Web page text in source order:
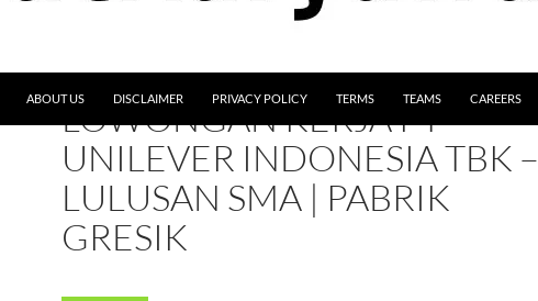
ABOUT US DISCLAIMER PRIVACY POLICY TERMS TEAMS CAREERS
LOWONGAN KERJA PT
UNILEVER INDONESIA TBK –
LULUSAN SMA | PABRIK
GRESIK